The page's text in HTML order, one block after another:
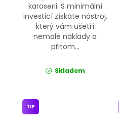
karoserii. S minimální
investicí získáte nástroj,
který vám ušetří
nemalé náklady a
přitom...
Skladem
TIP